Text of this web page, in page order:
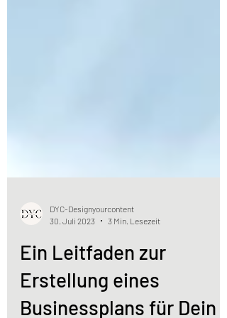
DYC-Designyourcontent
30. Juli 2023
3 Min. Lesezeit
Ein Leitfaden zur